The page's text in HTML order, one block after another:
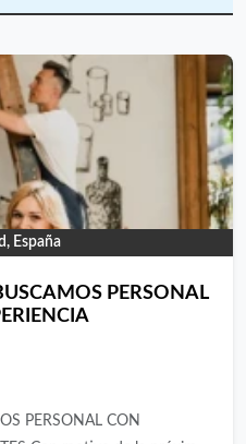
España
PERSONAL
PERSONAL CON